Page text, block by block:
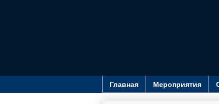
Главная Мероприятия